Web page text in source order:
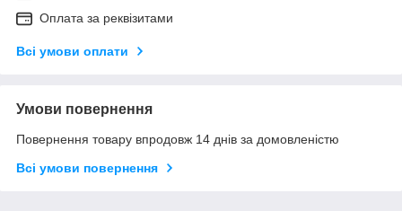
Оплата за реквізитами
Всі умови оплати
Умови повернення
Повернення товару впродовж 14 днів за домовленістю
Всі умови повернення